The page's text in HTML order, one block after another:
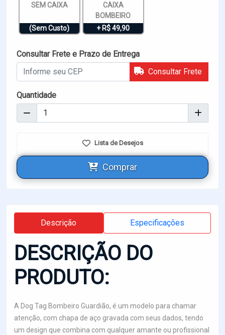
SEM CAIXA
(Sem Custo)
CAIXA
BOMBEIRO
+ R$ 49,90
Consultar Frete e Prazo de Entrega
Consultar Frete
Quantidade
Lista de Desejos
Comprar
Descrição Especificações
DESCRIÇÃO DO
PRODUTO:
A Dog Tag Bombeiro Guardião, é um modelo para chamar
atenção, com chapa de aço gravada com seus dados, tendo
um design que combina com qualquer amante ou profissional